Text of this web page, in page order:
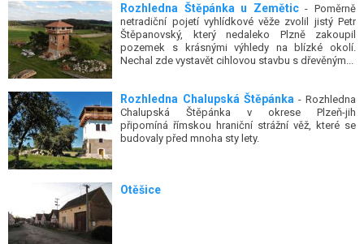
Rozhledna Štěpánka u Zemětic- Poměrně
netradiční pojetí vyhlídkové věže zvolil jistý Petr
Štěpanovský, který nedaleko Plzně zakoupil
pozemek s krásnými výhledy na blízké okolí.
Nechal zde vystavět cihlovou stavbu s dřevěným...
Rozhledna Chalupská Štěpánka - Rozhledna
Chalupská Štěpánka v okrese Plzeň-jih
připomíná římskou hraniční strážní věž, které se
budovaly před mnoha sty lety.
Otěšice